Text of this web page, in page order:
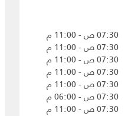
07:30 ص - 11:00 م
07:30 ص - 11:00 م
07:30 ص - 11:00 م
07:30 ص - 11:00 م
07:30 ص - 11:00 م
07:30 ص - 06:00 م
07:30 ص - 11:00 م